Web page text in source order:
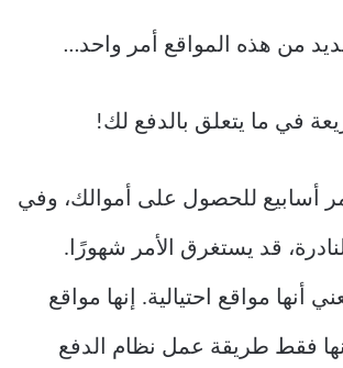
من هذه المواقع أمر واحد…
في ما يتعلق بالدفع لك!
أسابيع للحصول على أموالك، وفي
قد يستغرق الأمر شهورًا.
أنها مواقع احتيالية. إنها مواقع
فقط طريقة عمل نظام الدفع